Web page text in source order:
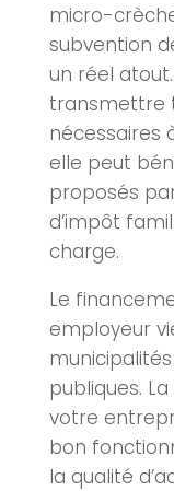
micro-
subvention
un réel atout.
transmettre
nécessaires
elle peut
proposés
d’impôt
charge.
Le
employeur
publiques.
votre
bon
la qualité